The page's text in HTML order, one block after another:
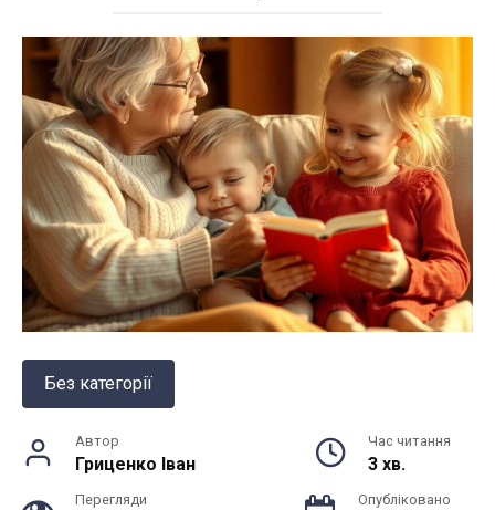
Без категорії
Автор
Гриценко Іван
Час читання
3 хв.
Перегляди Опубліковано